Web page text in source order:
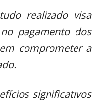
realizado visa
pagamento dos
comprometer a
significativos